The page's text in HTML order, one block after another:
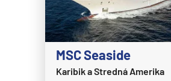
Costa Diadema
Costa Fascinosa
Costa Favolosa
Costa Fortuna
MSC Seaside
Karibik a Stredná Amerika